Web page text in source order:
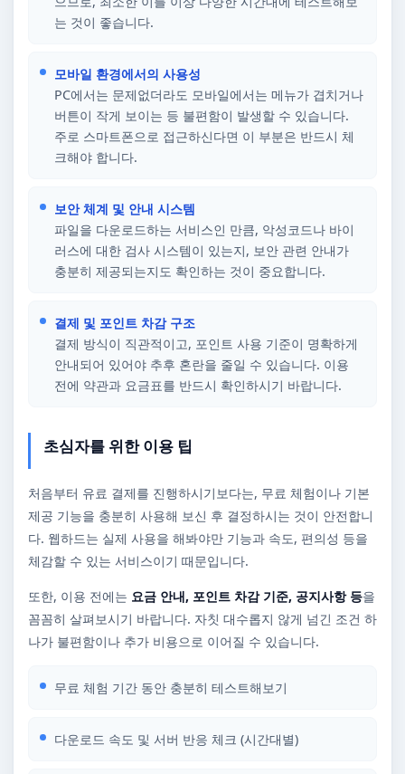
는 것이 좋습니다.
모바일 환경에서의 사용성
PC에서는 문제없더라도 모바일에서는 메뉴가 겹치거나
버튼이 작게 보이는 등 불편함이 발생할 수 있습니다.
주로 스마트폰으로 접근하신다면 이 부분은 반드시 체
크해야 합니다.
보안 체계 및 안내 시스템
파일을 다운로드하는 서비스인 만큼, 악성코드나 바이
러스에 대한 검사 시스템이 있는지, 보안 관련 안내가
충분히 제공되는지도 확인하는 것이 중요합니다.
결제 및 포인트 차감 구조
결제 방식이 직관적이고, 포인트 사용 기준이 명확하게
안내되어 있어야 추후 혼란을 줄일 수 있습니다. 이용
전에 약관과 요금표를 반드시 확인하시기 바랍니다.
초심자를 위한 이용 팁
처음부터 유료 결제를 진행하시기보다는, 무료 체험이나 기본
제공 기능을 충분히 사용해 보신 후 결정하시는 것이 안전합니
다. 웹하드는 실제 사용을 해봐야만 기능과 속도, 편의성 등을
체감할 수 있는 서비스이기 때문입니다.
또한, 이용 전에는 요금 안내, 포인트 차감 기준, 공지사항 등을
꼼꼼히 살펴보시기 바랍니다. 자칫 대수롭지 않게 넘긴 조건 하
나가 불편함이나 추가 비용으로 이어질 수 있습니다.
무료 체험 기간 동안 충분히 테스트해보기
다운로드 속도 및 서버 반응 체크 (시간대별)